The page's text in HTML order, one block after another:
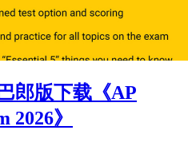
郎版下载《AP
2026》